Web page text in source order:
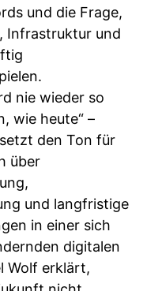
und die Frage,
Infrastruktur und
nie wieder so
wie heute“ –
den Ton für
über
und langfristige
in einer sich
digitalen
Wolf erklärt,